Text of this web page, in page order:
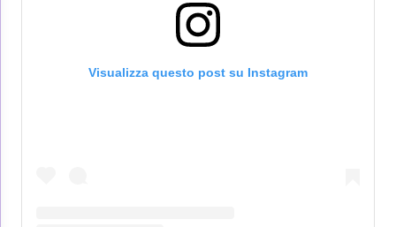
Visualizza questo post su Instagram